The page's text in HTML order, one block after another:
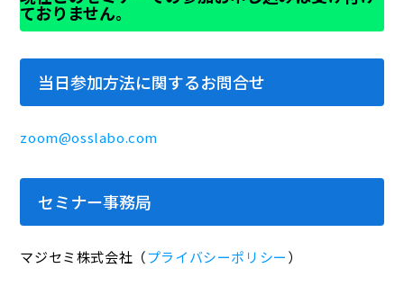
ておりません。
当日参加方法に関するお問合せ
zoom@osslabo.com
セミナー事務局
マジセミ株式会社（プライバシーポリシー）